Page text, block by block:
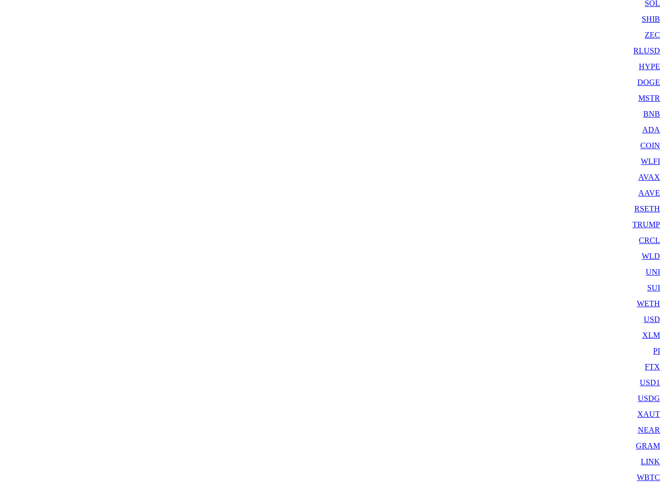
SOL
SHIB
ZEC
RLUSD
HYPE
DOGE
MSTR
BNB
ADA
COIN
WLFI
AVAX
AAVE
RSETH
TRUMP
CRCL
WLD
UNI
SUI
WETH
USD
XLM
PI
FTX
USD1
USDG
XAUT
NEAR
GRAM
LINK
WBTC